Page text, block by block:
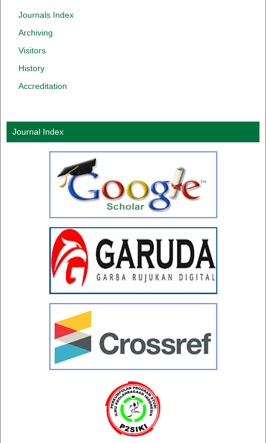
Journals Index
Archiving
Visitors
History
Accreditation
Journal Index